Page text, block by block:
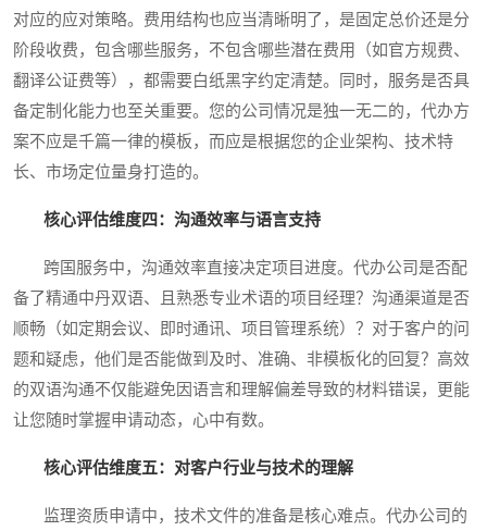
对应的应对策略。费用结构也应当清晰明了，是固定总价还是分
阶段收费，包含哪些服务，不包含哪些潜在费用（如官方规费、
翻译公证费等），都需要白纸黑字约定清楚。同时，服务是否具
备定制化能力也至关重要。您的公司情况是独一无二的，代办方
案不应是千篇一律的模板，而应是根据您的企业架构、技术特
长、市场定位量身打造的。
核心评估维度四：沟通效率与语言支持
跨国服务中，沟通效率直接决定项目进度。代办公司是否配
备了精通中丹双语、且熟悉专业术语的项目经理？沟通渠道是否
顺畅（如定期会议、即时通讯、项目管理系统）？对于客户的问
题和疑虑，他们是否能做到及时、准确、非模板化的回复？高效
的双语沟通不仅能避免因语言和理解偏差导致的材料错误，更能
让您随时掌握申请动态，心中有数。
核心评估维度五：对客户行业与技术的理解
监理资质申请中，技术文件的准备是核心难点。代办公司的